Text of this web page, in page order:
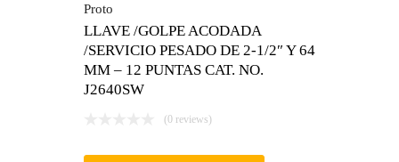
Proto
LLAVE /GOLPE ACODADA
/SERVICIO PESADO DE 2-1/2″ Y 64
MM – 12 PUNTAS CAT. NO.
J2640SW
(0 reviews)